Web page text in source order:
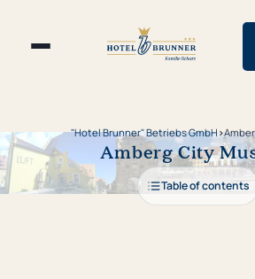
"Hotel Brunner" Betriebs GmbH ›
Amberg City
Table of contents